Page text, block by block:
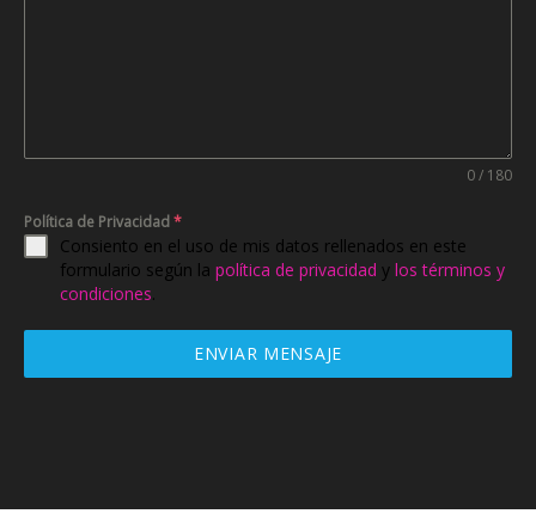
0 / 180
Política de Privacidad *
Consiento en el uso de mis datos rellenados en este
formulario según la política de privacidad y los términos y
condiciones.
ENVIAR MENSAJE